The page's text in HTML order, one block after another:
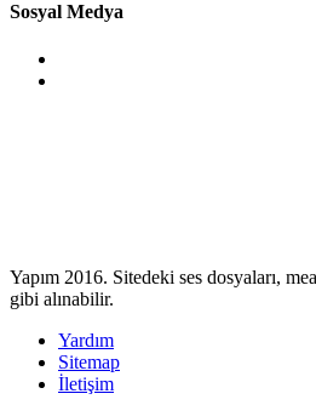
Sosyal Medya
Yapım 2016. Sitedeki ses dosyaları,
gibi alınabilir.
Yardım
Sitemap
İletişim